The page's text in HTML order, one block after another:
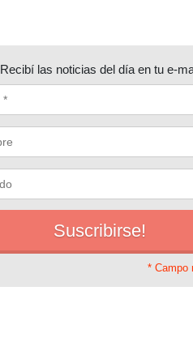
Recibí las noticias del día en tu e-
* Campo